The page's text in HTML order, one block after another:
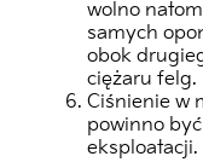
wolno
samych
obok
ciężaru felg.
Ciśnienie w
powinno
eksploatacji.